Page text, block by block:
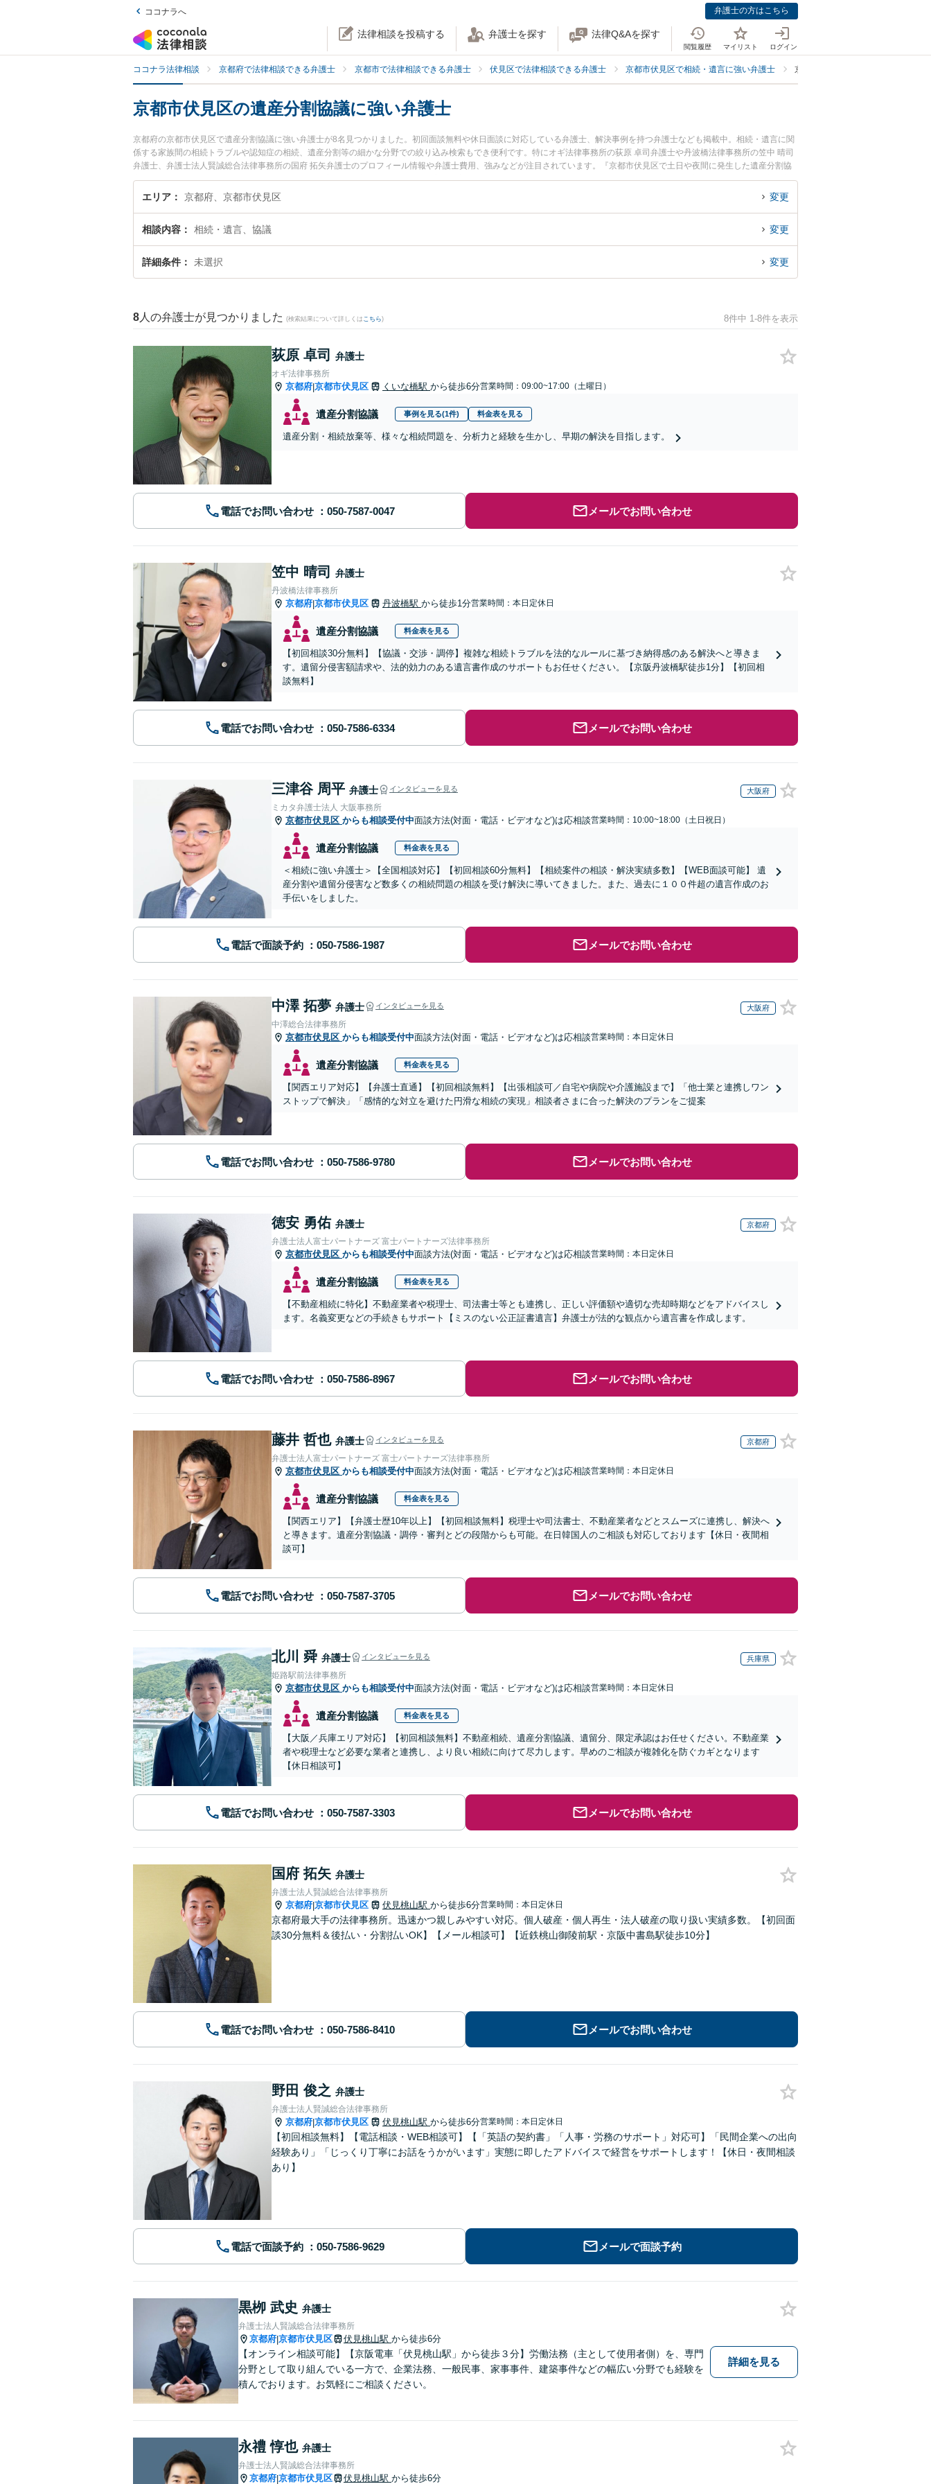
ココナラへ 弁護士の方はこちら
法律相談を投稿する 弁護士を探す 法律Q&Aを探す
閲覧履歴 マイリスト ログイン
ココナラ法律相談 京都府で法律相談できる弁護士 京都市で法律相談できる弁護士 伏見区で法律相談できる弁護士 京都市伏見区で相続・遺言に強い弁護士 京都市伏見区で協議に強い弁護士
京都市伏見区の遺産分割協議に強い弁護士
京都府の京都市伏見区で遺産分割協議に強い弁護士が8名見つかりました。初回面談無料や休日面談に対応している弁護士、解決事例を持つ弁護士なども掲載中。相続・遺言に関
係する家族間の相続トラブルや認知症の相続、遺産分割等の細かな分野での絞り込み検索もでき便利です。特にオギ法律事務所の荻原 卓司弁護士や丹波橋法律事務所の笠中 晴司
弁護士、弁護士法人賢誠総合法律事務所の国府 拓矢弁護士のプロフィール情報や弁護士費用、強みなどが注目されています。『京都市伏見区で土日や夜間に発生した遺産分割協
議のトラブルを今すぐに弁護士に相談したい』『遺産分割協議のトラブル解決の実績豊富な近くの弁護士を検索したい』『初回相談無料で遺産分割協議を法律相談できる京都市伏
見区内の弁護士に相談予約したい』などでお困りの相談者さんにおすすめです。
エリア 京都府、京都市伏見区 変更
相談内容 相続・遺言、協議 変更
詳細条件 未選択 変更
8 人の弁護士が見つかりました (検索結果について詳しくは こちら) 8件中 1-8件を表示
荻原 卓司 弁護士
オギ法律事務所
京都府|京都市伏見区 くいな橋駅 から徒歩6分営業時間：09:00~17:00（土曜日）
遺産分割協議 事例を見る(1件) 料金表を見る
遺産分割・相続放棄等、様々な相続問題を、分析力と経験を生かし、早期の解決を目指します。
電話でお問い合わせ メールでお問い合わせ
笠中 晴司 弁護士
丹波橋法律事務所
京都府|京都市伏見区 丹波橋駅 から徒歩1分営業時間：本日定休日
遺産分割協議 料金表を見る
【初回相談30分無料】【協議・交渉・調停】複雑な相続トラブルを法的なルールに基づき納得感のある解決へと導きま
す。遺留分侵害額請求や、法的効力のある遺言書作成のサポートもお任せください。【京阪丹波橋駅徒歩1分】【初回相
談無料】
電話でお問い合わせ メールでお問い合わせ
三津谷 周平 弁護士 インタビューを見る 大阪府
ミカタ弁護士法人 大阪事務所
京都市伏見区 からも相談受付中面談方法(対面・電話・ビデオなど)は応相談営業時間：10:00~18:00（土日祝日）
遺産分割協議 料金表を見る
＜相続に強い弁護士＞【全国相談対応】【初回相談60分無料】【相続案件の相談・解決実績多数】【WEB面談可能】 遺
産分割や遺留分侵害など数多くの相続問題の相談を受け解決に導いてきました。また、過去に１００件超の遺言作成のお
手伝いをしました。
電話で面談予約 メールでお問い合わせ
中澤 拓夢 弁護士 インタビューを見る 大阪府
中澤総合法律事務所
京都市伏見区 からも相談受付中面談方法(対面・電話・ビデオなど)は応相談営業時間：本日定休日
遺産分割協議 料金表を見る
【関西エリア対応】【弁護士直通】【初回相談無料】【出張相談可／自宅や病院や介護施設まで】「他士業と連携しワン
ストップで解決」「感情的な対立を避けた円滑な相続の実現」相談者さまに合った解決のプランをご提案
電話でお問い合わせ メールでお問い合わせ
徳安 勇佑 弁護士 京都府
弁護士法人富士パートナーズ 富士パートナーズ法律事務所
京都市伏見区 からも相談受付中面談方法(対面・電話・ビデオなど)は応相談営業時間：本日定休日
遺産分割協議 料金表を見る
【不動産相続に特化】不動産業者や税理士、司法書士等とも連携し、正しい評価額や適切な売却時期などをアドバイスし
ます。名義変更などの手続きもサポート【ミスのない公正証書遺言】弁護士が法的な観点から遺言書を作成します。
電話でお問い合わせ メールでお問い合わせ
藤井 哲也 弁護士 インタビューを見る 京都府
弁護士法人富士パートナーズ 富士パートナーズ法律事務所
京都市伏見区 からも相談受付中面談方法(対面・電話・ビデオなど)は応相談営業時間：本日定休日
遺産分割協議 料金表を見る
【関西エリア】【弁護士歴10年以上】【初回相談無料】税理士や司法書士、不動産業者などとスムーズに連携し、解決へ
と導きます。遺産分割協議・調停・審判とどの段階からも可能。在日韓国人のご相談も対応しております【休日・夜間相
談可】
電話でお問い合わせ メールでお問い合わせ
北川 舜 弁護士 インタビューを見る 兵庫県
姫路駅前法律事務所
京都市伏見区 からも相談受付中面談方法(対面・電話・ビデオなど)は応相談営業時間：本日定休日
遺産分割協議 料金表を見る
【大阪／兵庫エリア対応】【初回相談無料】不動産相続、遺産分割協議、遺留分、限定承認はお任せください。不動産業
者や税理士など必要な業者と連携し、より良い相続に向けて尽力します。早めのご相談が複雑化を防ぐカギとなります
【休日相談可】
電話でお問い合わせ メールでお問い合わせ
国府 拓矢 弁護士
弁護士法人賢誠総合法律事務所
京都府|京都市伏見区 伏見桃山駅 から徒歩6分営業時間：本日定休日
京都府最大手の法律事務所。迅速かつ親しみやすい対応。個人破産・個人再生・法人破産の取り扱い実績多数。【初回面
談30分無料＆後払い・分割払いOK】【メール相談可】【近鉄桃山御陵前駅・京阪中書島駅徒歩10分】
電話でお問い合わせ メールでお問い合わせ
野田 俊之 弁護士
弁護士法人賢誠総合法律事務所
京都府|京都市伏見区 伏見桃山駅 から徒歩6分営業時間：本日定休日
【初回相談無料】【電話相談・WEB相談可】【「英語の契約書」「人事・労務のサポート」対応可】「民間企業への出向
経験あり」「じっくり丁寧にお話をうかがいます」実態に即したアドバイスで経営をサポートします！【休日・夜間相談
あり】
電話で面談予約 メールで面談予約
黒栁 武史 弁護士
弁護士法人賢誠総合法律事務所
京都府|京都市伏見区 伏見桃山駅 から徒歩6分
【オンライン相談可能】【京阪電車「伏見桃山駅」から徒歩３分】労働法務（主として使用者側）を、専門
分野として取り組んでいる一方で、企業法務、一般民事、家事事件、建築事件などの幅広い分野でも経験を
積んでおります。お気軽にご相談ください。
詳細を見る
永禮 惇也 弁護士
弁護士法人賢誠総合法律事務所
京都府|京都市伏見区 伏見桃山駅 から徒歩6分